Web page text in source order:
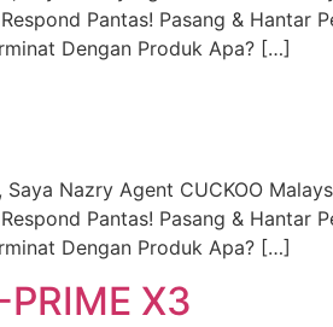
Pantas! Pasang & Hantar
Dengan Produk Apa? […]
Nazry Agent CUCKOO
Pantas! Pasang & Hantar
Dengan Produk Apa? […]
X3